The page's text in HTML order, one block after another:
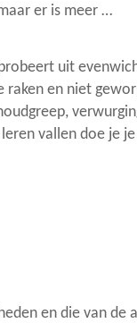
er is meer …
uit
en niet
vallen doe je je
en die van de